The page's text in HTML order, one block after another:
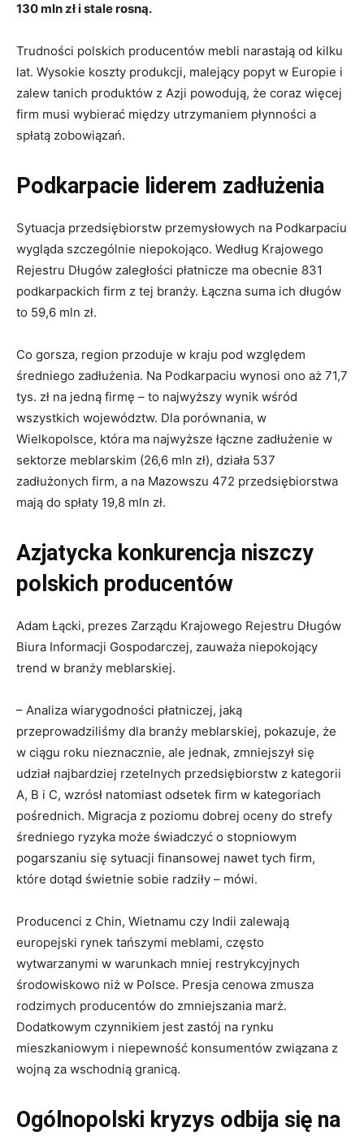
130 mln zł i stale rosną.
Trudności polskich producentów mebli narastają od kilku
lat. Wysokie koszty produkcji, malejący popyt w Europie i
zalew tanich produktów z Azji powodują, że coraz więcej
firm musi wybierać między utrzymaniem płynności a
spłatą zobowiązań.
Podkarpacie liderem zadłużenia
Sytuacja przedsiębiorstw przemysłowych na Podkarpaciu
wygląda szczególnie niepokojąco. Według Krajowego
Rejestru Długów zaległości płatnicze ma obecnie 831
podkarpackich firm z tej branży. Łączna suma ich długów
to 59,6 mln zł.
Co gorsza, region przoduje w kraju pod względem
średniego zadłużenia. Na Podkarpaciu wynosi ono aż 71,7
tys. zł na jedną firmę – to najwyższy wynik wśród
wszystkich województw. Dla porównania, w
Wielkopolsce, która ma najwyższe łączne zadłużenie w
sektorze meblarskim (26,6 mln zł), działa 537
zadłużonych firm, a na Mazowszu 472 przedsiębiorstwa
mają do spłaty 19,8 mln zł.
Azjatycka konkurencja niszczy
polskich producentów
Adam Łącki, prezes Zarządu Krajowego Rejestru Długów
Biura Informacji Gospodarczej, zauważa niepokojący
trend w branży meblarskiej.
– Analiza wiarygodności płatniczej, jaką
przeprowadziliśmy dla branży meblarskiej, pokazuje, że
w ciągu roku nieznacznie, ale jednak, zmniejszył się
udział najbardziej rzetelnych przedsiębiorstw z kategorii
A, B i C, wzrósł natomiast odsetek firm w kategoriach
pośrednich. Migracja z poziomu dobrej oceny do strefy
średniego ryzyka może świadczyć o stopniowym
pogarszaniu się sytuacji finansowej nawet tych firm,
które dotąd świetnie sobie radziły – mówi.
Producenci z Chin, Wietnamu czy Indii zalewają
europejski rynek tańszymi meblami, często
wytwarzanymi w warunkach mniej restrykcyjnych
środowiskowo niż w Polsce. Presja cenowa zmusza
rodzimych producentów do zmniejszania marż.
Dodatkowym czynnikiem jest zastój na rynku
mieszkaniowym i niepewność konsumentów związana z
wojną za wschodnią granicą.
Ogólnopolski kryzys odbija się na